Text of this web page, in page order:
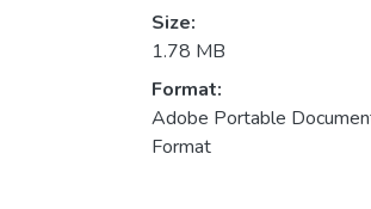
Size:
1.78 MB
Format:
Adobe Portable
Format